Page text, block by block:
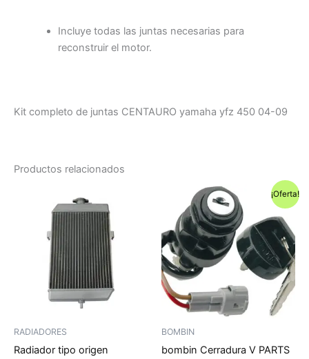
Incluye todas las juntas necesarias para
reconstruir el motor.
Kit completo de juntas CENTAURO yamaha yfz 450 04-09
Productos relacionados
RADIADORES
Radiador tipo origen
¡Oferta!
BOMBIN
bombin Cerradura V PARTS